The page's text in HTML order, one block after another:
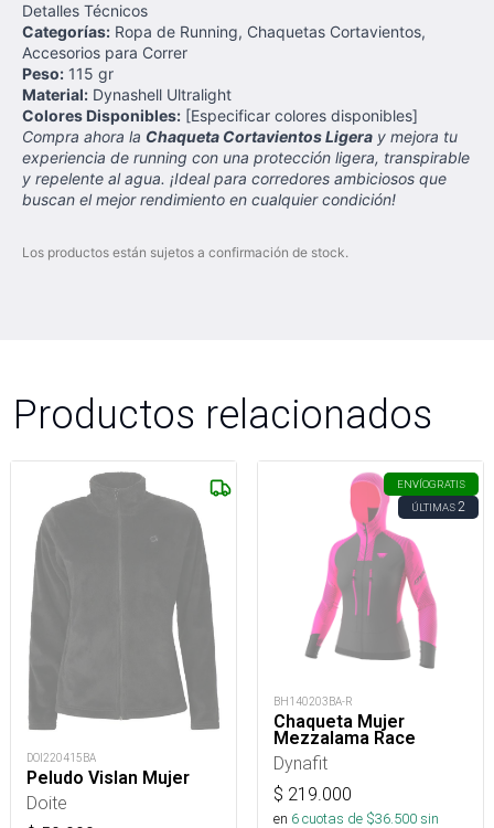
Detalles Técnicos
Categorías: Ropa de Running, Chaquetas Cortavientos,
Accesorios para Correr
Peso: 115 gr
Material: Dynashell Ultralight
Colores Disponibles: [Especificar colores disponibles]
Compra ahora la Chaqueta Cortavientos Ligera y mejora tu
experiencia de running con una protección ligera, transpirable
y repelente al agua. ¡Ideal para corredores ambiciosos que
buscan el mejor rendimiento en cualquier condición!
Los productos están sujetos a confirmación de stock.
Productos relacionados
DOI220415BA
Peludo Vislan Mujer
Doite
ENVÍOGRATIS
ÚLTIMAS2
BH140203BA-R
Chaqueta Mujer
Mezzalama Race
Dynafit
$ 219.000
en 6cuotas de $36.500sin